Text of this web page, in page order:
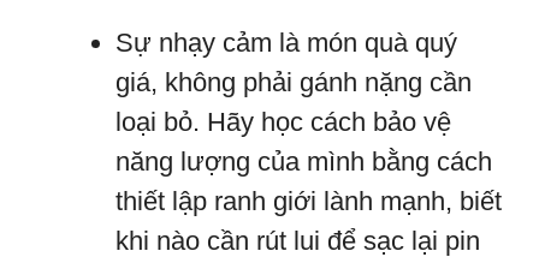
Sự nhạy cảm là món quà quý
giá, không phải gánh nặng cần
loại bỏ. Hãy học cách bảo vệ
năng lượng của mình bằng cách
thiết lập ranh giới lành mạnh, biết
khi nào cần rút lui để sạc lại pin